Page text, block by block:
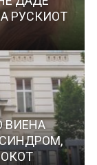
РУСКИОТ
ВИЕНА